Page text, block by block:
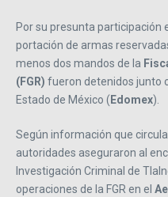
Por su presunta participación
portación de armas
menos dos mandos de la
(FGR) fueron detenidos junto
Estado de México ( Edomex).
Según información que
autoridades aseguraron al
Investigación Criminal de
operaciones de la FGR en el